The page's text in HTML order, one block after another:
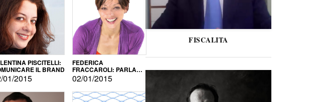
PISCITELLI:
IL BRAND
01/2015
FEDERICA
FRACCAROLI: PARLARE
LINGUE DIVERSE
02/01/2015
FISCALITA